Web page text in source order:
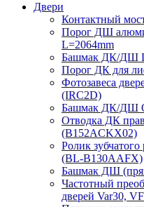
Двери
Контактный
Порог ДШ
L=2064mm
Башмак ДК/ДШ
Порог ДК для
Фотозавеса
(IRC2D)
Башмак ДК/ДШ
Отводка ДК
(B152ACKX02)
Ролик
(BL-B130AAFX)
Башмак ДШ
Частотный
дверей Var30,